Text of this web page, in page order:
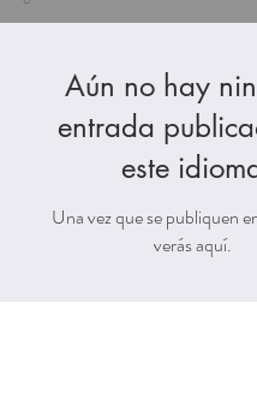
Aún no hay
entrada
este
Una vez que se publiquen
verás aquí.